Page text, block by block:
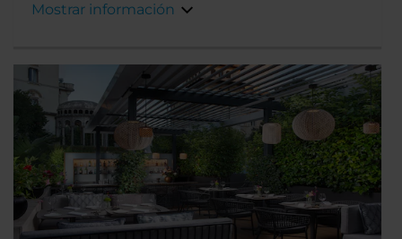
Mostrar información